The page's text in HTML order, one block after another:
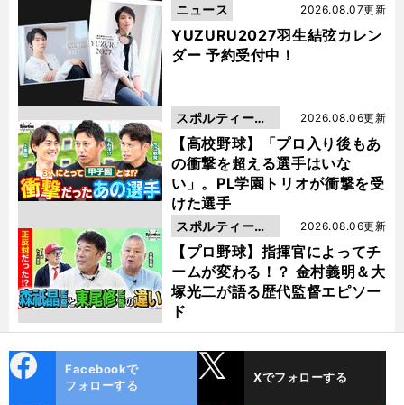
YUZURU2027羽生結弦カレン
ダー 予約受付中！
2026.08.07更新
ニュース
【高校野球】「プロ入り後もあ
の衝撃を超える選手はいな
い」。PL学園トリオが衝撃を受
けた選手
2026.08.06更新
スポルティーバ
動画
【プロ野球】指揮官によってチ
ームが変わる！？ 金村義明＆大
塚光二が語る歴代監督エピソー
ド
2026.08.06更新
スポルティーバ
動画
ok
Facebookで
フォローする
Xでフォローする